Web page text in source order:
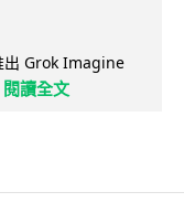
出 Grok Imagine
閱讀全文